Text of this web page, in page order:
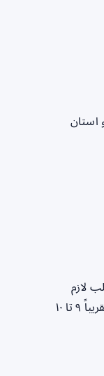
استان
لازم
است؟ بررسی جدید نشان می‌دهد تقریباً ۹ تا ۱۰